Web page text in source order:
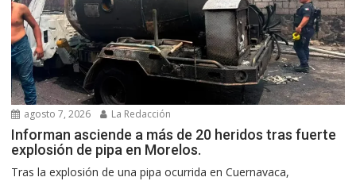
agosto 7, 2026 La Redacción
Informan asciende a más de 20 heridos tras fuerte
explosión de pipa en Morelos.
Tras la explosión de una pipa ocurrida en Cuernavaca,